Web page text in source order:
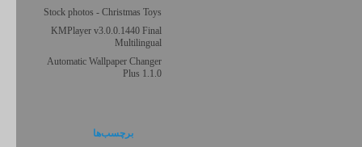
Stock photos - Christmas Toys
KMPlayer v3.0.0.1440 Final
Multilingual
Automatic Wallpaper Changer
Plus 1.1.0
برچسب‌ها